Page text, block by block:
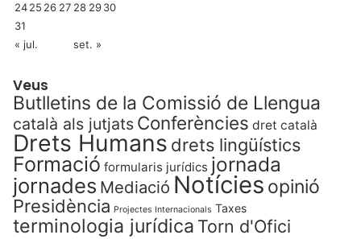
2425 26 27 28 2930
31
« jul.
set. »
Veus
Butlletins de la Comissió de Llengua
català als jutjats Conferències dret català
Drets Humans drets lingüístics
Formació formularis jurídics jornada
jornades Mediació Notícies opinió
Presidència Projectes Internacionals Taxes
terminologia jurídica Torn d'Ofici